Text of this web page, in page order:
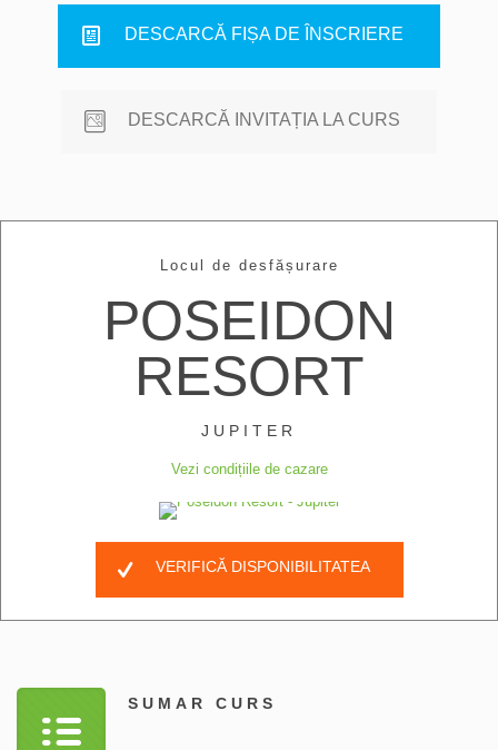
DESCARCĂ FIȘA DE ÎNSCRIERE
DESCARCĂ INVITAȚIA LA CURS
Locul de desfășurare
POSEIDON
RESORT
JUPITER
Vezi condițiile de cazare
VERIFICĂ DISPONIBILITATEA
SUMAR CURS